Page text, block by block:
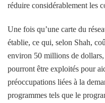
réduire considérablement les
Une fois qu’une carte du
établie, ce qui, selon Shah,
environ 50 millions de
pourront être exploités pour
préoccupations liées à la
programmes tels que le